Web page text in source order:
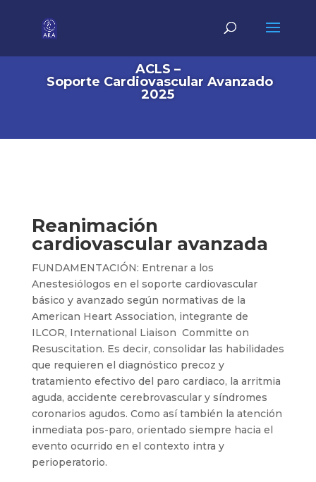
ACLS –
Soporte Cardiovascular Avanzado
2025
Reanimación
cardiovascular avanzada
FUNDAMENTACIÓN: Entrenar a los
Anestesiólogos en el soporte cardiovascular
básico y avanzado según normativas de la
American Heart Association, integrante de
ILCOR, International Liaison Committe on
Resuscitation. Es decir, consolidar las habilidades
que requieren el diagnóstico precoz y
tratamiento efectivo del paro cardiaco, la arritmia
aguda, accidente cerebrovascular y síndromes
coronarios agudos. Como así también la atención
inmediata pos-paro, orientado siempre hacia el
evento ocurrido en el contexto intra y
perioperatorio.